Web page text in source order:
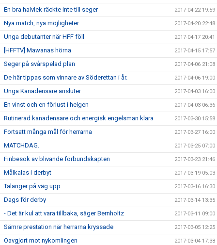
En bra halvlek räckte inte till seger 2017-04-22 19:59
Nya match, nya möjligheter 2017-04-20 22:48
Unga debutanter när HFF föll 2017-04-17 20:41
[HFFTV] Mawanas hörna 2017-04-15 17:57
Seger på svårspelad plan 2017-04-06 21:08
De här tippas som vinnare av Söderettan i år. 2017-04-06 19:00
Unga Kanadensare ansluter 2017-04-03 16:00
En vinst och en förlust i helgen 2017-04-03 06:36
Rutinerad kanadensare och energisk engelsman klara 2017-03-30 15:58
Fortsatt många mål för herrarna 2017-03-27 16:00
MATCHDAG. 2017-03-25 07:00
Finbesök av blivande förbundskapten 2017-03-23 21:46
Målkalas i derbyt 2017-03-19 05:03
Talanger på väg upp 2017-03-16 16:30
Dags för derby 2017-03-14 13:35
- Det är kul att vara tillbaka, säger Bernholtz 2017-03-11 09:00
Sämre prestation när herrarna kryssade 2017-03-05 12:25
Oavgjort mot nykomlingen 2017-03-04 17:38